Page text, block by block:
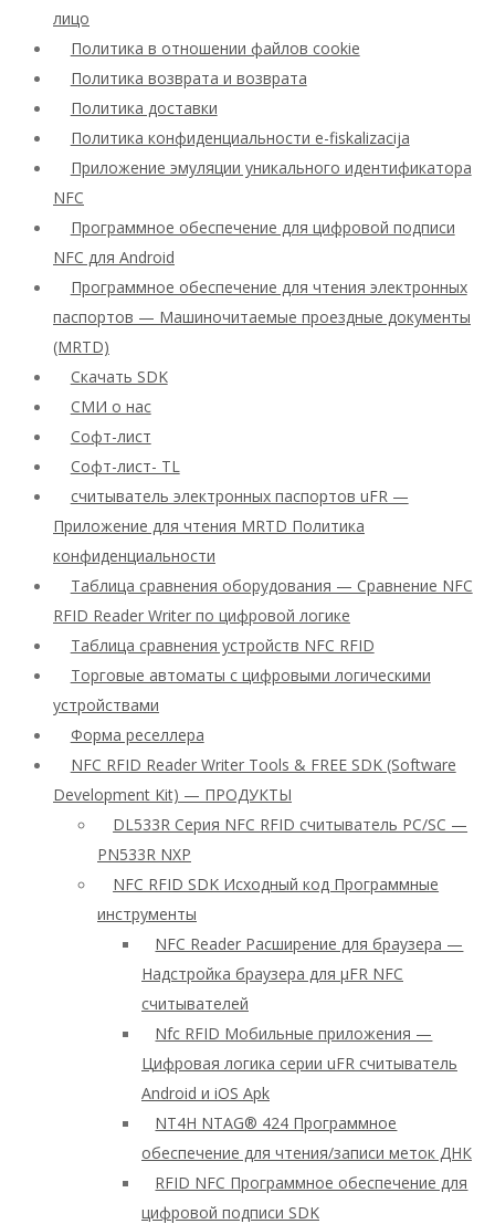
лицо
Политика в отношении файлов cookie
Политика возврата и возврата
Политика доставки
Политика конфиденциальности e-fiskalizacija
Приложение эмуляции уникального идентификатора
NFC
Программное обеспечение для цифровой подписи
NFC для Android
Программное обеспечение для чтения электронных
паспортов — Машиночитаемые проездные документы
(MRTD)
Скачать SDK
СМИ о нас
Софт-лист
Софт-лист- TL
считыватель электронных паспортов uFR —
Приложение для чтения MRTD Политика
конфиденциальности
Таблица сравнения оборудования — Сравнение NFC
RFID Reader Writer по цифровой логике
Таблица сравнения устройств NFC RFID
Торговые автоматы с цифровыми логическими
устройствами
Форма реселлера
NFC RFID Reader Writer Tools & FREE SDK (Software
Development Kit) — ПРОДУКТЫ
DL533R Серия NFC RFID считыватель PC/SC —
PN533R NXP
NFC RFID SDK Исходный код Программные
инструменты
NFC Reader Расширение для браузера —
Надстройка браузера для μFR NFC
считывателей
Nfc RFID Мобильные приложения —
Цифровая логика серии uFR считыватель
Android и iOS Apk
NT4H NTAG® 424 Программное
обеспечение для чтения/записи меток ДНК
RFID NFC Программное обеспечение для
цифровой подписи SDK